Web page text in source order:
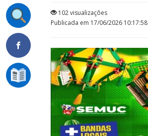
102 visualizações
Publicada em 17/06/2026 10:17:58